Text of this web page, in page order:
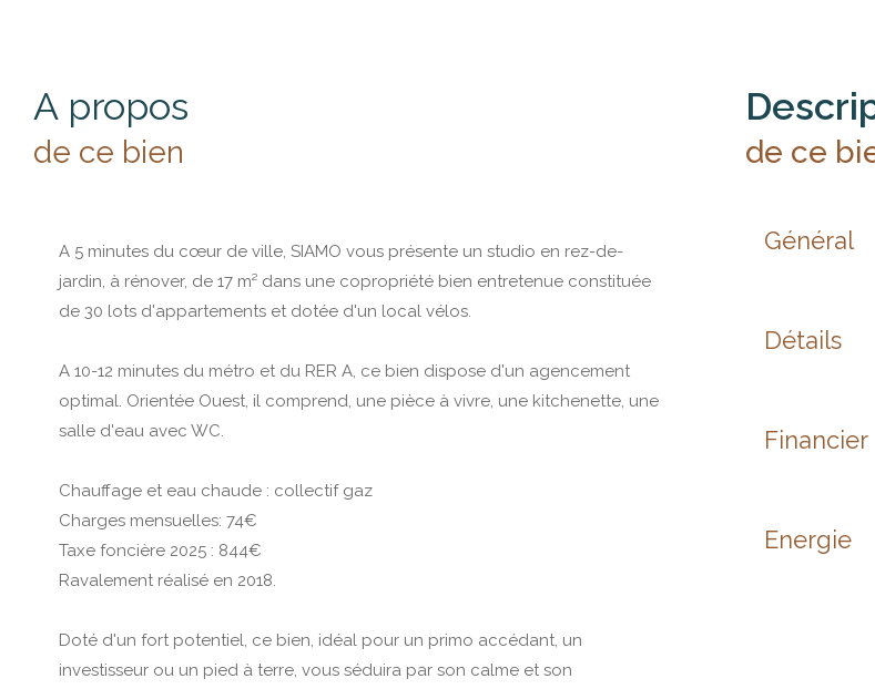
a propos
de ce bien
A 5 minutes du cœur de ville, SIAMO vous présente un studio en rez-de-
jardin, à rénover, de 17 m² dans une copropriété bien entretenue constituée
de 30 lots d'appartements et dotée d'un local vélos.
A 10-12 minutes du métro et du RER A, ce bien dispose d'un agencement
optimal. Orientée Ouest, il comprend, une pièce à vivre, une kitchenette, une
salle d'eau avec WC.
Chauffage et eau chaude : collectif gaz
Charges mensuelles: 74€
Taxe foncière 2025 : 844€
Ravalement réalisé en 2018.
Doté d'un fort potentiel, ce bien, idéal pour un primo accédant, un
investisseur ou un pied à terre, vous séduira par son calme et son
de ce
Général
Détails
Financier
Energie